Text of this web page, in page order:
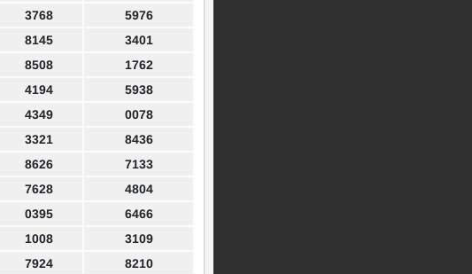
3768
5976
8145
3401
8508
1762
4194
5938
4349
0078
3321
8436
8626
7133
7628
4804
0395
6466
1008
3109
7924
8210